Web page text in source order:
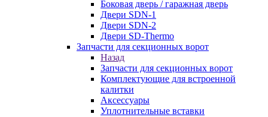
Боковая дверь / гаражная дверь
Двери SDN-1
Двери SDN-2
Двери SD-Thermo
Запчасти для секционных ворот
Назад
Запчасти для секционных ворот
Комплектующие для встроенной
калитки
Аксессуары
Уплотнительные вставки